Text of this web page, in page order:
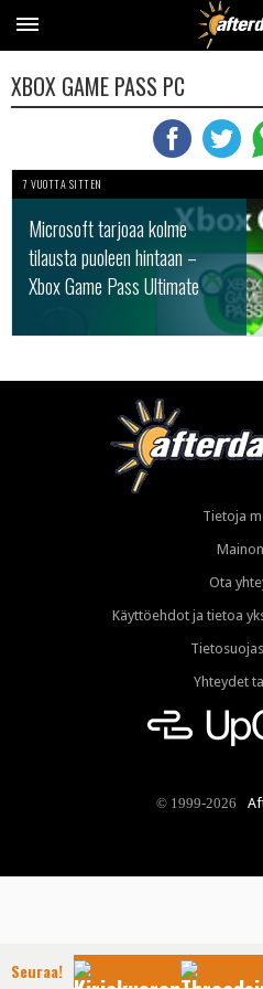
XBOX GAME PASS PC
7 VUOTTA SITTEN
Microsoft tarjoaa kolme
tilausta puoleen hintaan –
Xbox Game Pass Ultimate
Tietoja
Ota
Käyttöehdot ja tietoa
Yhteydet
© 1999-2026
Seuraa!